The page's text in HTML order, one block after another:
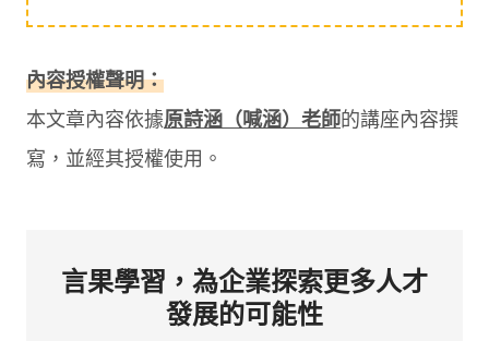
內容授權聲明：
本文章內容依據原詩涵（喊涵）老師的講座內容撰
寫，並經其授權使用。
言果學習，為企業探索更多人才
發展的可能性